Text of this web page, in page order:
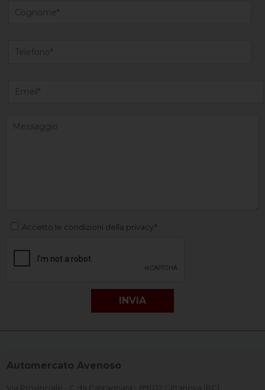
Accetto le condizioni della privacy*
Automercato Avenoso
Via Provinciale - C.da Castagnara - 89022 Cittanova (RC)